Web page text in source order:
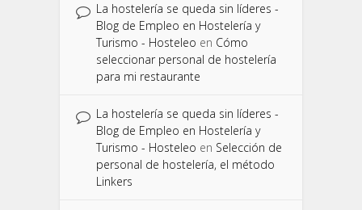
La hostelería se queda sin líderes -
Blog de Empleo en Hostelería y
Turismo - Hosteleo en Cómo
seleccionar personal de hostelería
para mi restaurante
La hostelería se queda sin líderes -
Blog de Empleo en Hostelería y
Turismo - Hosteleo en Selección de
personal de hostelería, el método
Linkers